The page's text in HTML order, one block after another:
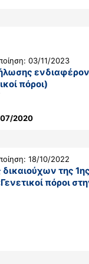
03/11/2023
πόροι)
2020
18/10/2022
της
πόροι